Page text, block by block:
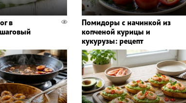
в
Помидоры с начинкой из
копченой курицы и
кукурузы: рецепт